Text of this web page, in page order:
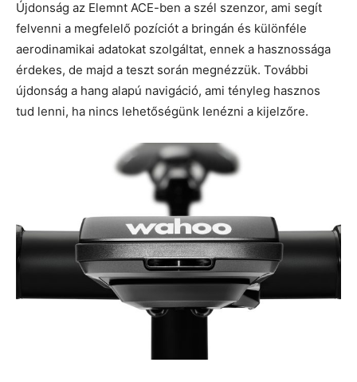
Újdonság az Elemnt ACE-ben a szél szenzor, ami segít
felvenni a megfelelő pozíciót a bringán és különféle
aerodinamikai adatokat szolgáltat, ennek a hasznossága
érdekes, de majd a teszt során megnézzük. További
újdonság a hang alapú navigáció, ami tényleg hasznos
tud lenni, ha nincs lehetőségünk lenézni a kijelzőre.